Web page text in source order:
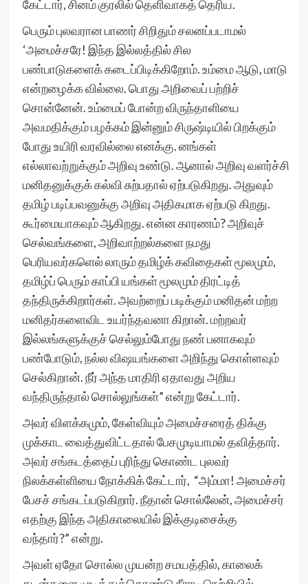
கேட்டார், சினம் குரலில் தெளிவாகத் தெரிய.
பெரும் புலவரான பாணர் சிறிதும் சலனப்படாமல்
‘அமைச்சரே! இந்த இல்லத்தில் சில
பண்பாடுகளைக் கடைப்பிடிக்கிறோம். உம்மை ஆடு, மாடு
என்றழைக்க வில்லை. பொது அறிவைப் பற்றிச்
சொன்னேன். உம்மைப் போன்ற விருந்தாளியை
அவமதிக்கும் பழக்கம் இன்னும் சிருஷ்டியில் பிறக்கும்
போது உயிரி வரவில்லை எனக்கு. னங்கள்
எல்லாவற்றுக்கும் அறிவு உண்டு. ஆனால் அறிவு வளர்ச்சி
மனிதனுக்குக் கல்வி சுற்பதால் ஏற்படுகிறது. அதுவும்
தமிழ் படிப்பவனுக்கு அறிவு அதிகமாக ஏற்படு கிறது.
கூர்மையாகவும் ஆகிறது. என்ன காரணம்? அறிவுச்
செல்வங்களை, அறிவாற்றல்களை நமது
பெரியவர்களெல் லாரும் தமிழ்க் கவிதைகள் மூலமும்,
தமிழ்ப் பெரும் காப்பி யங்கள் மூலமும் திரட்டித்
தந்திருக்கிறார்கள். அவற்றைப் படிக்கும் மனிதன் மற்ற
மனிதர்களைவிட உயர்ந்தவனா கிறான். மற்றவர்
இல்லங்களுக்குச் செல்லும்போது நண் பனாகவும்
பண்போடும், நல்ல விஷயங்களை அறிந்து கொள்ளவும்
செல்கிறான். நீர் அந்த மாதிரி ஏதாவது அறிய
வந்திருந்தால் சொல்லுங்கள்” என்று கேட்டார்.
அவர் விளக்கமும், கேள்வியும் அமைச்சரைத் திக்கு
முக்காட வைத்துவிட்டதால் பேசமுடியாமல் தவித்தார்.
அவர் சங்கடத்தைப் புரிந்து கொண்ட புலவர்
நிலக்கள்ளியை நோக்கிக் கேட்டார், “அம்மா! அமைச்சர்
பேசச் சங்கடப்படுகிறார். நீதான் சொல்லேன், அமைச்சர்
எதற்கு இந்த அதிகாலையில் இக்குடிசைக்கு
வந்தார்?” என்று.
அவள் ஏதோ சொல்ல முயன்ற சமயத்தில், காலைக்